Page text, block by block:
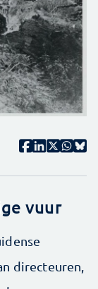
vuur
directeuren,